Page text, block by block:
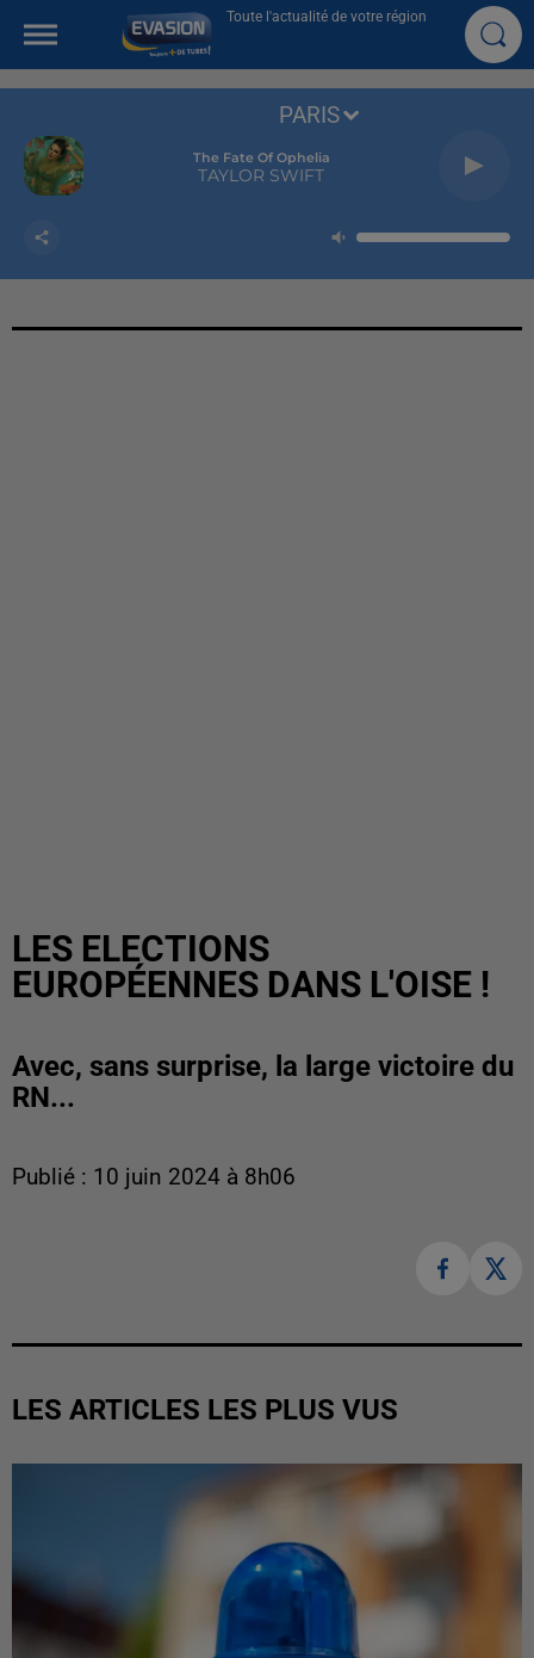
Toute l'actualité de votre région
The Fate Of Ophelia
TAYLOR SWIFT
PARIS
LES ELECTIONS
EUROPÉENNES DANS L'OISE !
Avec, sans surprise, la large victoire du
RN...
Publié : 10 juin 2024 à 8h06
LES ARTICLES LES PLUS VUS